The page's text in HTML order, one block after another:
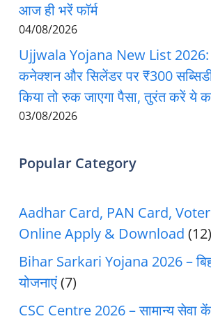
आज ही भरें फॉर्म
04/08/2026
Ujjwala Yojana New List 2026:
कनेक्शन और सिलेंडर पर ₹300
किया तो रुक जाएगा पैसा, तुरंत करें ये
03/08/2026
Popular Category
Aadhar Card, PAN Card,
Online Apply & Download (12)
Bihar Sarkari Yojana 2026 –
योजनाएं(7)
CSC Centre 2026 – सामान्य सेवा